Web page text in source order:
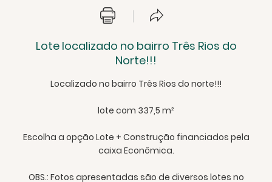
Lote localizado no bairro Três Rios do
Norte!!!
Localizado no bairro Três Rios do norte!!!
lote com 337,5 m²
Escolha a opção Lote + Construção financiados pela
caixa Econômica.
OBS.: Fotos apresentadas são de diversos lotes no